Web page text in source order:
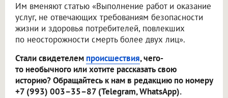
Им вменяют статью «Выполнение работ и оказание
услуг, не отвечающих требованиям безопасности
жизни и здоровья потребителей, повлекших
по неосторожности смерть более двух лиц».
Стали свидетелем происшествия, чего-
то необычного или хотите рассказать свою
историю? Обращайтесь к нам в редакцию по номеру
+7 (993) 003–35–87 (Telegram, WhatsApp).